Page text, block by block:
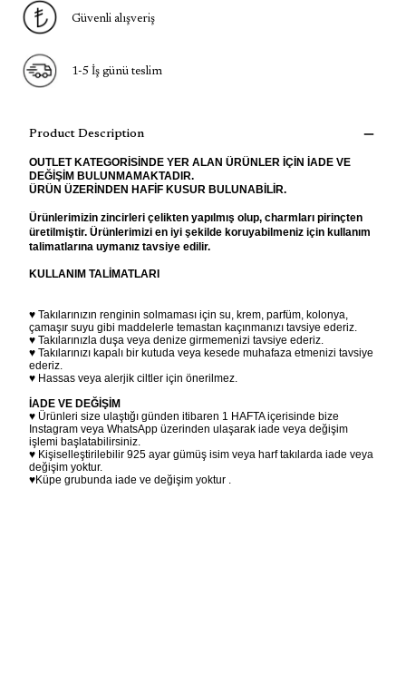
Güvenli alışveriş
1-5 İş günü teslim
Product Description
OUTLET KATEGORİSİNDE YER ALAN ÜRÜNLER İÇİN İADE VE
DEĞİŞİM BULUNMAMAKTADIR.
ÜRÜN ÜZERİNDEN HAFİF KUSUR BULUNABİLİR.
Ürünlerimizin zincirleri çelikten yapılmış olup, charmları pirinçten
üretilmiştir. Ürünlerimizi en iyi şekilde koruyabilmeniz için kullanım
talimatlarına uymanız tavsiye edilir.
KULLANIM TALİMATLARI
♥ Takılarınızın renginin solmaması için su, krem, parfüm, kolonya,
çamaşır suyu gibi maddelerle temastan kaçınmanızı tavsiye ederiz.
♥ Takılarınızla duşa veya denize girmemenizi tavsiye ederiz.
♥ Takılarınızı kapalı bir kutuda veya kesede muhafaza etmenizi tavsiye
ederiz.
♥ Hassas veya alerjik ciltler için önerilmez.
İADE VE DEĞİŞİM
♥ Ürünleri size ulaştığı günden itibaren 1 HAFTA içerisinde bize
Instagram veya WhatsApp üzerinden ulaşarak iade veya değişim
işlemi başlatabilirsiniz.
♥ Kişiselleştirilebilir 925 ayar gümüş isim veya harf takılarda iade veya
değişim yoktur.
♥Küpe grubunda iade ve değişim yoktur .